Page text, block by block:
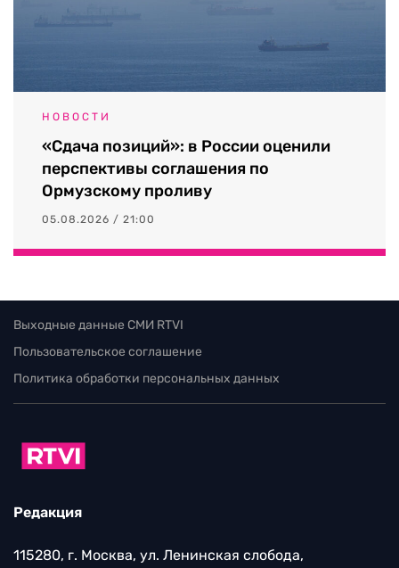
НОВОСТИ
«Сдача позиций»: в России оценили
перспективы соглашения по
Ормузскому проливу
05.08.2026 / 21:00
Выходные данные СМИ RTVI
Пользовательское соглашение
Политика обработки персональных данных
Редакция
115280, г. Москва, ул. Ленинская слобода,